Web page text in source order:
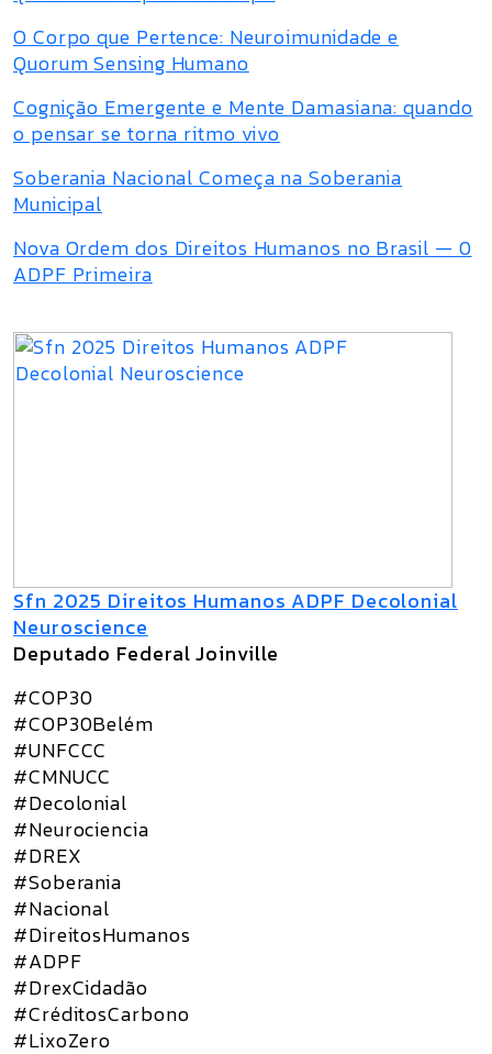
O Corpo que Pertence: Neuroimunidade e
Quorum Sensing Humano
Cognição Emergente e Mente Damasiana: quando
o pensar se torna ritmo vivo
Soberania Nacional Começa na Soberania
Municipal
Nova Ordem dos Direitos Humanos no Brasil — 0
ADPF Primeira
Sfn 2025 Direitos Humanos ADPF Decolonial
Neuroscience
Deputado Federal Joinville
#COP30
#COP30Belém
#UNFCCC
#CMNUCC
#Decolonial
#Neurociencia
#DREX
#Soberania
#Nacional
#DireitosHumanos
#ADPF
#DrexCidadão
#CréditosCarbono
#LixoZero